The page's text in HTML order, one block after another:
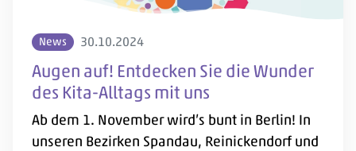
News 30.10.2024
Augen auf! Entdecken Sie die Wunder
des Kita-Alltags mit uns
Ab dem 1. November wird’s bunt in Berlin! In
unseren Bezirken Spandau, Reinickendorf und